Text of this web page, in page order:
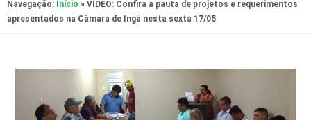
Navegação: Início » VÍDEO: Confira a pauta de projetos e requerimentos
apresentados na Câmara de Ingá nesta sexta 17/05